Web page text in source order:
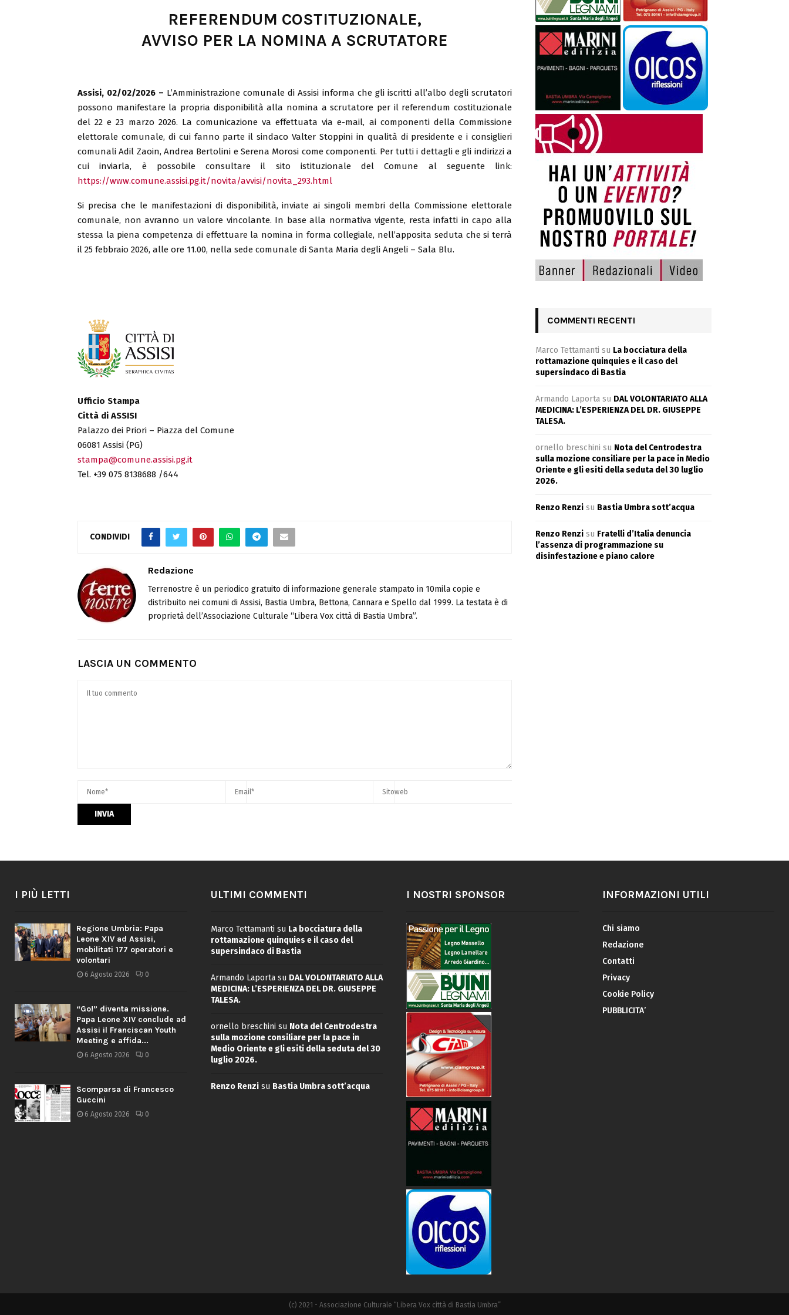
REFERENDUM COSTITUZIONALE,
AVVISO PER LA NOMINA A SCRUTATORE
Assisi, 02/02/2026 – L’Amministrazione comunale di Assisi informa che gli iscritti all’albo degli scrutatori
possono manifestare la propria disponibilità alla nomina a scrutatore per il referendum costituzionale
del 22 e 23 marzo 2026. La comunicazione va effettuata via e-mail, ai componenti della Commissione
elettorale comunale, di cui fanno parte il sindaco Valter Stoppini in qualità di presidente e i consiglieri
comunali Adil Zaoin, Andrea Bertolini e Serena Morosi come componenti. Per tutti i dettagli e gli indirizzi a
cui inviarla, è possobile consultare il sito istituzionale del Comune al seguente link:
https://www.comune.assisi.pg.it/novita/avvisi/novita_293.html
Si precisa che le manifestazioni di disponibilità, inviate ai singoli membri della Commissione elettorale
comunale, non avranno un valore vincolante. In base alla normativa vigente, resta infatti in capo alla
stessa la piena competenza di effettuare la nomina in forma collegiale, nell’apposita seduta che si terrà
il 25 febbraio 2026, alle ore 11.00, nella sede comunale di Santa Maria degli Angeli – Sala Blu.
Ufficio Stampa
Città di ASSISI
Palazzo dei Priori – Piazza del Comune
06081 Assisi (PG)
stampa@comune.assisi.pg.it
Tel. +39 075 8138688 /644
CONDIVIDI
Redazione
Terrenostre è un periodico gratuito di informazione generale stampato in 10mila copie e
distribuito nei comuni di Assisi, Bastia Umbra, Bettona, Cannara e Spello dal 1999. La testata è di
proprietà dell’Associazione Culturale “Libera Vox città di Bastia Umbra”.
LASCIA UN COMMENTO
COMMENTI RECENTI
Marco Tettamanti su La bocciatura della
rottamazione quinquies e il caso del
supersindaco di Bastia
Armando Laporta su DAL VOLONTARIATO ALLA
MEDICINA: L’ESPERIENZA DEL DR. GIUSEPPE
TALESA.
ornello breschini su Nota del Centrodestra
sulla mozione consiliare per la pace in Medio
Oriente e gli esiti della seduta del 30 luglio
2026.
Renzo Renzi su Bastia Umbra sott’acqua
Renzo Renzi su Fratelli d’Italia denuncia
l’assenza di programmazione su
disinfestazione e piano calore
I PIÙ LETTI
Regione Umbria: Papa
Leone XIV ad Assisi,
mobilitati 177 operatori e
volontari
6 Agosto 2026 0
“Go!” diventa missione.
Papa Leone XIV conclude ad
Assisi il Franciscan Youth
Meeting e affida...
6 Agosto 2026 0
Scomparsa di Francesco
Guccini
6 Agosto 2026 0
ULTIMI COMMENTI
Marco Tettamanti su La bocciatura della
rottamazione quinquies e il caso del
supersindaco di Bastia
Armando Laportasu DAL VOLONTARIATO ALLA
MEDICINA: L’ESPERIENZA DEL DR. GIUSEPPE
TALESA.
ornello breschini su Nota del Centrodestra
sulla mozione consiliare per la pace in
Medio Oriente e gli esiti della seduta del 30
luglio 2026.
Renzo Renzisu Bastia Umbra sott’acqua
I NOSTRI SPONSOR INFORMAZIONI UTILI
Chi siamo
Redazione
Contatti
Privacy
Cookie Policy
PUBBLICITA’
(c) 2021 - Associazione Culturale “Libera Vox città di Bastia Umbra”